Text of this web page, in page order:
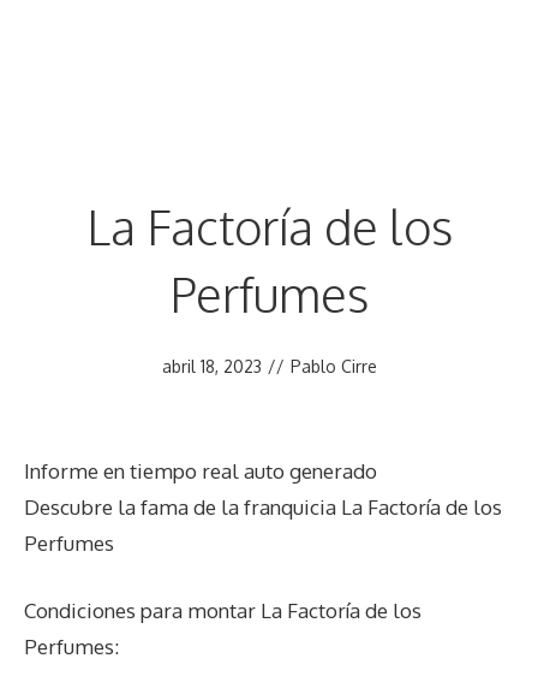
La Factoría de los
Perfumes
abril 18, 2023 // Pablo Cirre
Informe en tiempo real auto generado
Descubre la fama de la franquicia La Factoría de los
Perfumes
Condiciones para montar La Factoría de los
Perfumes: